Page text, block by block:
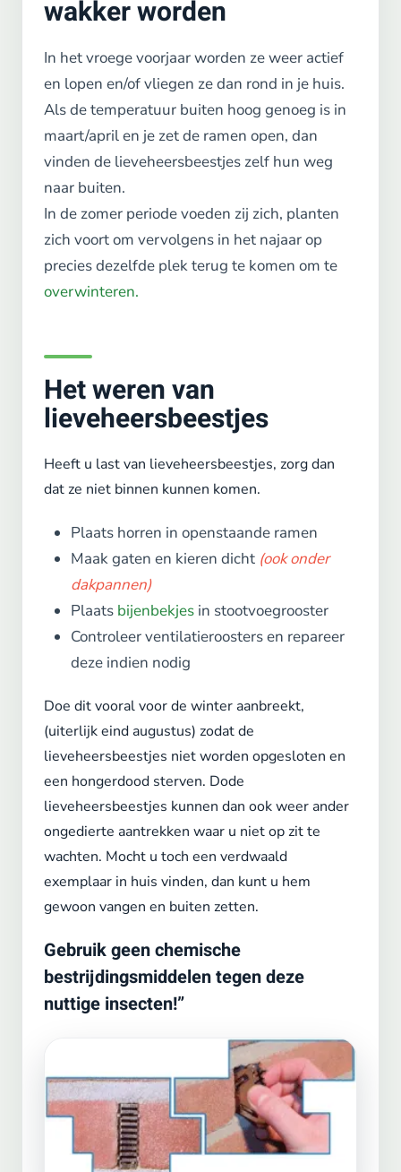
wakker worden
In het vroege voorjaar worden ze weer actief
en lopen en/of vliegen ze dan rond in je huis.
Als de temperatuur buiten hoog genoeg is in
maart/april en je zet de ramen open, dan
vinden de lieveheersbeestjes zelf hun weg
naar buiten.
In de zomer periode voeden zij zich, planten
zich voort om vervolgens in het najaar op
precies dezelfde plek terug te komen om te
overwinteren.
Het weren van
lieveheersbeestjes
Heeft u last van lieveheersbeestjes, zorg dan
dat ze niet binnen kunnen komen.
Plaats horren in openstaande ramen
Maak gaten en kieren dicht (ook onder
dakpannen)
Plaats bijenbekjes in stootvoegrooster
Controleer ventilatieroosters en repareer
deze indien nodig
Doe dit vooral voor de winter aanbreekt,
(uiterlijk eind augustus) zodat de
lieveheersbeestjes niet worden opgesloten en
een hongerdood sterven. Dode
lieveheersbeestjes kunnen dan ook weer ander
ongedierte aantrekken waar u niet op zit te
wachten. Mocht u toch een verdwaald
exemplaar in huis vinden, dan kunt u hem
gewoon vangen en buiten zetten.
Gebruik geen chemische
bestrijdingsmiddelen tegen deze
nuttige insecten!”